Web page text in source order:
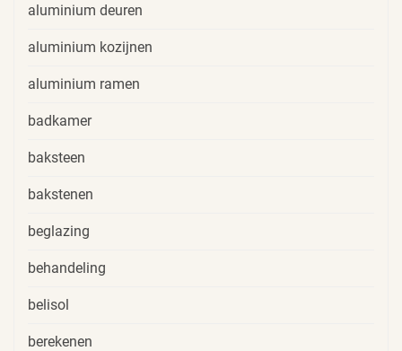
aluminium deuren
aluminium kozijnen
aluminium ramen
badkamer
baksteen
bakstenen
beglazing
behandeling
belisol
berekenen